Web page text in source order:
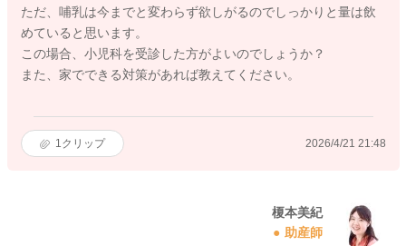
ただ、哺乳は今までと変わらず欲しがるのでしっかりと量は飲
めていると思います。
この場合、小児科を受診した方がよいのでしょうか？
また、家でできる対策があれば教えてください。
1 クリップ 2026/4/21 21:48
榎本美紀
助産師